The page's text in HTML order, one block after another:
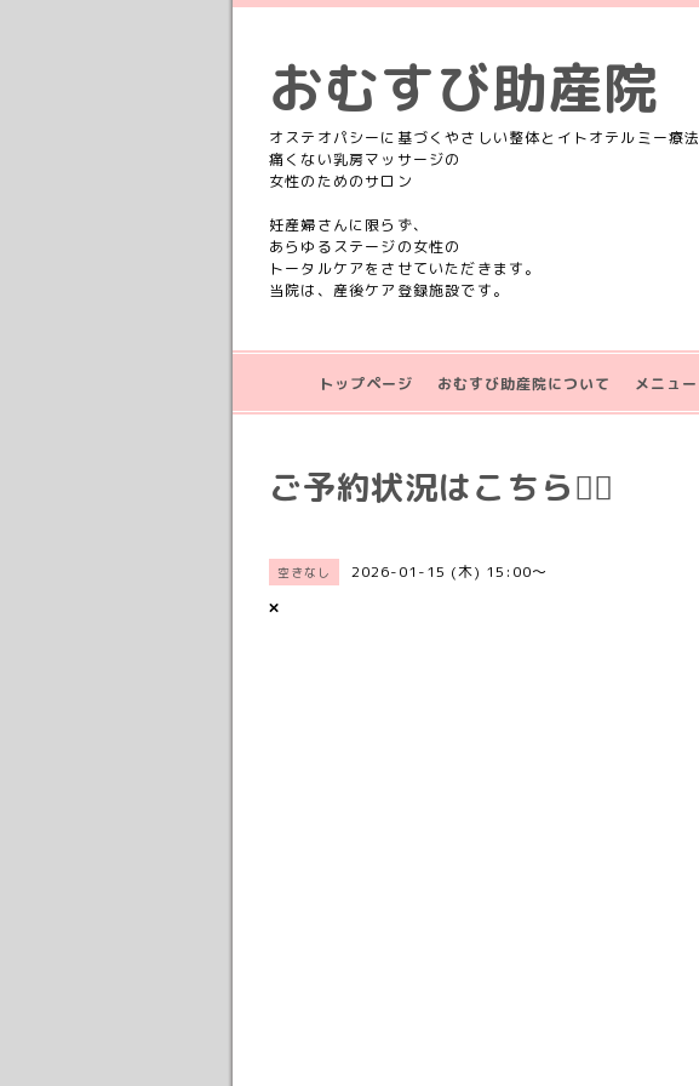
おむすび助産院
オステオパシーに基づくやさしい整体とイトオテルミー療法
痛くない乳房マッサージの
女性のためのサロン
妊産婦さんに限らず、
あらゆるステージの女性の
トータルケアをさせていただきます。
当院は、産後ケア登録施設です。
トップページ おむすび助産院について メニュー
ご予約状況はこちら💁‍♀️
空きなし 2026-01-15 (木) 15:00～
×